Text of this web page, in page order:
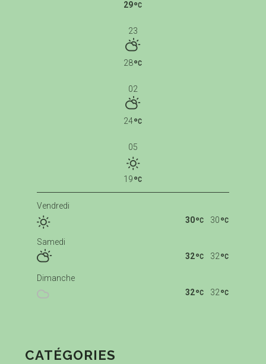
29
23
28
02
24
05
19
Vendredi
30
30
Samedi
32
32
Dimanche
32
32
CATÉGORIES